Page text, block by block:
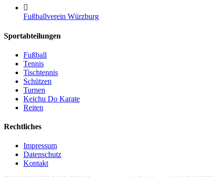
Fußballverein Würzburg
Sportabteilungen
Fußball
Tennis
Tischtennis
Schützen
Turnen
Keichu Do Karate
Reiten
Rechtliches
Impressum
Datenschutz
Kontakt